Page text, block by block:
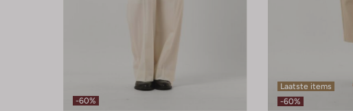
-60%
Laatste items
-60%